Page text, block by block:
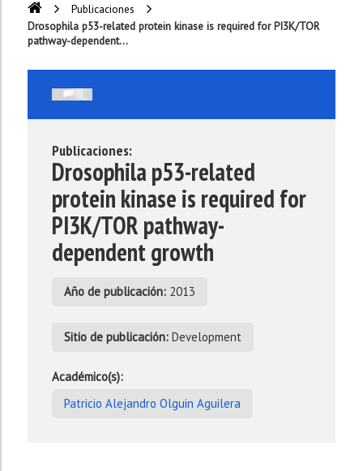
Publicaciones
Drosophila p53-related protein kinase is required for PI3K/TOR
pathway-dependent...
Publicaciones:
Drosophila p53-related
protein kinase is required for
PI3K/TOR pathway-
dependent growth
Año de publicación:2013
Sitio de publicación:Development
Académico(s):
Patricio Alejandro Olguin Aguilera